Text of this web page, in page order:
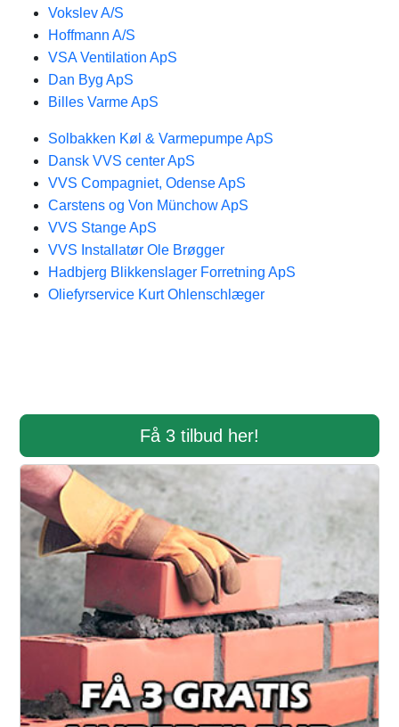
Vokslev A/S
Hoffmann A/S
VSA Ventilation ApS
Dan Byg ApS
Billes Varme ApS
Solbakken Køl & Varmepumpe ApS
Dansk VVS center ApS
VVS Compagniet, Odense ApS
Carstens og Von Münchow ApS
VVS Stange ApS
VVS Installatør Ole Brøgger
Hadbjerg Blikkenslager Forretning ApS
Oliefyrservice Kurt Ohlenschlæger
Få 3 tilbud her!